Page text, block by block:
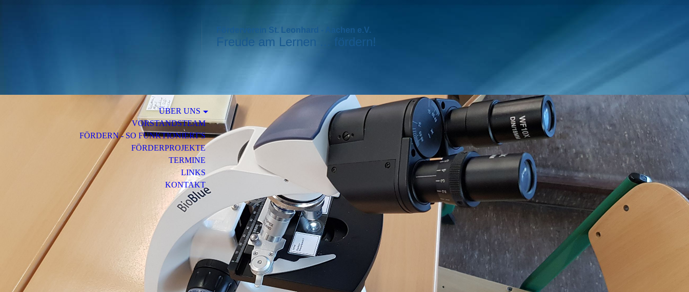
Förderverein St. Leonhard - Aachen e.V.
Freude am Lernen ... fördern!
ÜBER UNS
VORSTANDSTEAM
FÖRDERN - SO FUNKTIONIERT'S
FÖRDERPROJEKTE
TERMINE
LINKS
KONTAKT